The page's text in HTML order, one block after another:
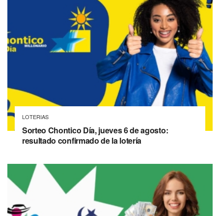
LOTERIAS
Sorteo Chontico Día, jueves 6 de agosto:
resultado confirmado de la lotería